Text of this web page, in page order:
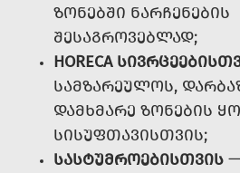
ᲖᲝᲜᲔᲑᲨᲘ ᲜᲐᲠᲩᲔᲜᲔᲑᲘᲡ
ᲨᲔᲡᲐᲒᲠᲝᲕᲔᲑᲚᲐᲓ;
HORECA
ᲡᲐᲛᲖᲐᲠᲔᲣᲚᲝᲡ,
ᲓᲐᲛᲮᲛᲐᲠᲔ ᲖᲝᲜᲔᲑᲘᲡ
ᲡᲘᲡᲣᲤᲗᲐᲕᲘᲡᲗᲕᲘᲡ;
ᲡᲐᲡᲢᲣᲛᲠᲝᲔᲑᲘᲡᲗᲕᲘᲡ